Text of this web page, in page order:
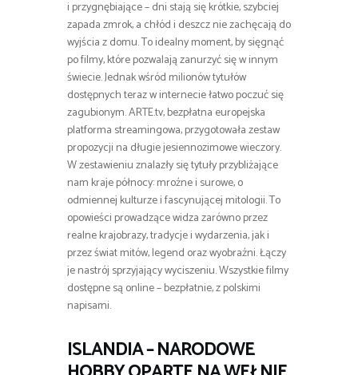
i przygnębiające – dni stają się krótkie, szybciej
zapada zmrok, a chłód i deszcz nie zachęcają do
wyjścia z domu. To idealny moment, by sięgnąć
po filmy, które pozwalają zanurzyć się w innym
świecie. Jednak wśród milionów tytułów
dostępnych teraz w internecie łatwo poczuć się
zagubionym. ARTE.tv, bezpłatna europejska
platforma streamingowa, przygotowała zestaw
propozycji na długie jesiennozimowe wieczory.
W zestawieniu znalazły się tytuły przybliżające
nam kraje północy: mroźne i surowe, o
odmiennej kulturze i fascynującej mitologii. To
opowieści prowadzące widza zarówno przez
realne krajobrazy, tradycje i wydarzenia, jak i
przez świat mitów, legend oraz wyobraźni. Łączy
je nastrój sprzyjający wyciszeniu. Wszystkie filmy
dostępne są online – bezpłatnie, z polskimi
napisami.
ISLANDIA – NARODOWE